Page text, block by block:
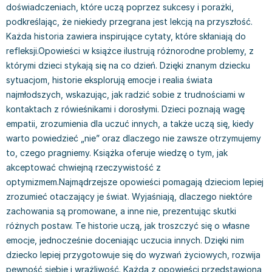
Książki: Prawo konstytucyjne
Książki: Prawo międzynarodowe
Książki: Prawo - orzecznictwo
Książki: Prawo pracy
Książki: Prawo Unii Europejskiej
Teksty aktów prawnych
Książki medyczne i naukowe
Chemia - książki
Książki o fizyce i astronomii
Geografia - książki
Inne
Książki do matematyki
Książki medyczne
Książki do nauk przyrodniczych
Technika, inżynieria, technologia - książki, podręczniki -
nauki ścisłe
Książki do nauk społecznych i humanistycznych
Książki: Film, muzyka, teatr
Książki: Historia sztuki
Książki o architekturze
Książki: Sztuka użytkowa
Książki: Sztuki wizualne
Inne
Książki dla dzieci 3-5 lat
Książki: bajki dla dzieci 3-5 lat
Kolorowanki i książki do naklejania 3-5 lat
Książki do nauki języków obcych 3-5 lat
Książki do nauki pisania i liczenia 3-5 lat
Książki grające, z puzzlami i magnesami 3-5 lat
Kreatywne i aktywizujące książki dla dzieci 3-5 lat
Poznawanie świata dla dzieci 3-5 lat - książki
Książki o zainteresowaniach dla dzieci 3-5 lat
Książki dla dzieci 6-8 lat
Książki do nauki czytania 6-8 lat
Książki do nauki języków obcych 6-8 lat
Książki do nauki pisania i liczenia 6-8 lat
Kreatywne i aktywizujące książki dla dzieci 6-8 lat
Literatura dla dzieci 6-8 lat
Poznawanie świata dla dzieci 6-8 lat - książki
Książki o zainteresowaniach dla dzieci 6-8 lat
Książki: Zdrowie
Kuchnia i diety - książki
Autorskie książki kucharskie
Ciasta, desery, wypieki - książki
Diety, zdrowe żywienie - książki
Książki kucharskie
Kuchnia polska - książki
Napoje - książki
Książki: Poradniki
Inne
Książki: Dom, ogród - poradniki
Książki: Hobby - poradniki
Książki: Moda, uroda, savoir vivre - poradniki
Książki pamiątkowe
Pozostałe książki
Dean Koontz
Andrzej Sapkowski
Stephenie Meyer
Robert Ludlum
Maria Czubaszek
Nora Roberts
Mario Vargas Llosa
Katarzyna Grochola
Ewa Nowak
Robin Cook
Carlos Ruiz Zafon
Konrad Gaca
Jerzy Zięba
Jodi Picoult
Dorota Terakowska
Abbi Glines
Alfred Szklarski
doświadczeniach, które uczą poprzez sukcesy i porażki,
podkreślając, że niekiedy przegrana jest lekcją na przyszłość.
Każda historia zawiera inspirujące cytaty, które skłaniają do
refleksji.Opowieści w książce ilustrują różnorodne problemy, z
którymi dzieci stykają się na co dzień. Dzięki znanym dziecku
sytuacjom, historie eksplorują emocje i realia świata
najmłodszych, wskazując, jak radzić sobie z trudnościami w
kontaktach z rówieśnikami i dorosłymi. Dzieci poznają wagę
empatii, zrozumienia dla uczuć innych, a także uczą się, kiedy
warto powiedzieć „nie” oraz dlaczego nie zawsze otrzymujemy
to, czego pragniemy. Książka oferuje wiedzę o tym, jak
akceptować chwiejną rzeczywistość z
optymizmem.Najmądrzejsze opowieści pomagają dzieciom lepiej
zrozumieć otaczający je świat. Wyjaśniają, dlaczego niektóre
zachowania są promowane, a inne nie, prezentując skutki
różnych postaw. Te historie uczą, jak troszczyć się o własne
emocje, jednocześnie doceniając uczucia innych. Dzięki nim
dziecko lepiej przygotowuje się do wyzwań życiowych, rozwija
pewność siebie i wrażliwość. Każda z opowieści przedstawiona